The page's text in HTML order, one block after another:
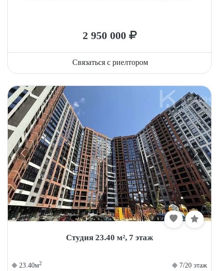
2 950 000
Связаться с риелтором
Студия 23.40 м², 7 этаж
23.40м2
7/20 этаж
использовании